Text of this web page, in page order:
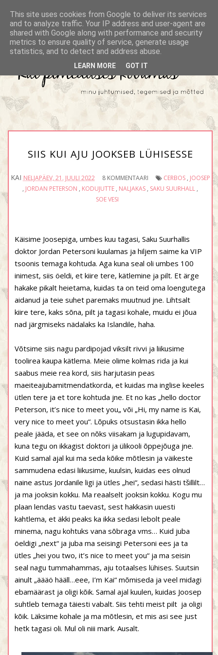
SIIS KUI AJU JOOKSEB LÜHISESSE
KAI NELJAPÄEV, 21. JUULI 2022 8 KOMMENTAARI CERBOS, JOOSEP
, JORDAN PETERSON , KODUJUTTE , NALJAKAS , SAKU SUURHALL ,
SOE VESI
Käisime Joosepiga, umbes kuu tagasi, Saku Suurhallis
doktor Jordan Petersoni kuulamas ja hiljem saime ka VIP
tsoonis temaga kohtuda. Aga kuna seal oli umbes 100
inimest, siis öeldi, et kiire tere, kätlemine ja pilt. Et ärge
hakake pikalt heietama, kuidas ta on teid oma loengutega
aidanud ja teie suhet paremaks muutnud jne. Lihtsalt
kiire tere, kaks sõna, pilt ja tagasi kohale, muidu ei jõua
nad järgmiseks nädalaks ka Islandile, haha.
Võtsime siis nagu pardipojad viksilt rivvi ja liikusime
toolirea kaupa kätlema. Meie olime kolmas rida ja kui
saabus meie rea kord, siis harjutasin peas
maeiteajubamitmendatkorda, et kuidas ma inglise keeles
ütlen tere ja et tore kohtuda jne. Et no kas „hello doctor
Peterson, it’s nice to meet you„ või „Hi, my name is Kai,
very nice to meet you“. Lõpuks otsustasin ikka hello
peale jääda, et see on nõks viisakam ja lugupidavam,
kuna tegu on ikkagist doktori ja ülikooli õppejõuga jne.
Kuid samal ajal kui ma seda kõike mõtlesin ja väikeste
sammudena edasi liikusime, kuulsin, kuidas ees olnud
naine astus Jordanile ligi ja ütles „hei“, sedasi hästi tšillilt…
ja ma jooksin kokku. Ma reaalselt jooksin kokku. Kogu mu
plaan lendas vastu taevast, sest hakkasin uuesti
kahtlema, et äkki peaks ka ikka sedasi lebolt peale
minema, nagu kohtuks vana sõbraga vms… Kuid juba
öeldigi „next“ ja juba ma seisingi Petersoni ees ja ta
ütles „hei you two, it’s nice to meet you“ ja ma seisin
seal nagu tummahammas, aju totaalses lühises. Suutsin
ainult „äääö hääll…eee, I’m Kai“ mõmiseda ja veel midagi
ebamäärast ja oligi kõik. Samal ajal kuulen, kuidas Joosep
suhtleb temaga täiesti vabalt. Siis tehti meist pilt ja oligi
kõik. Läksime kohale ja ma mõtlesin, et mis asi see just
hetk tagasi oli. Mul oli niii mark. Ausalt.
This site uses cookies from Google to deliver its services
and to analyze traffic. Your IP address and user-agent are
shared with Google along with performance and security
metrics to ensure quality of service, generate usage
statistics, and to detect and address abuse.
LEARN MORE GOT IT